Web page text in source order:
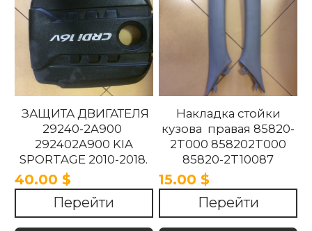
ЗАЩИТА ДВИГАТЕЛЯ
29240-2A900
292402A900 KIA
SPORTAGE 2010-2018.
40.00 $
Перейти
Накладка стойки
кузова правая 85820-
2T000 858202T000
85820-2T10087
858202T10087 85820-
2T100UP
858202T100UP Kia
Optima 2010 -2015
15.00 $
Перейти